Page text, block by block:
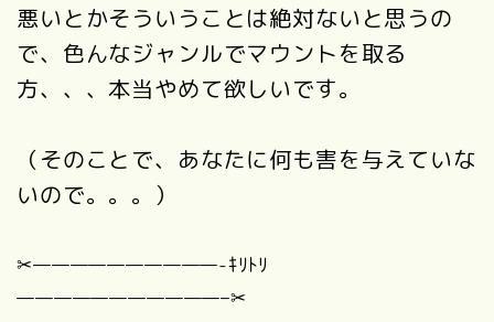
悪いとかそういうことは絶対ないと思うの
で、色んなジャンルでマウントを取る
方、、、本当やめて欲しいです。
（そのことで、あなたに何も害を与えていな
いので。。。）
✂︎——————————-ｷﾘﾄﾘ
———————————–✂︎